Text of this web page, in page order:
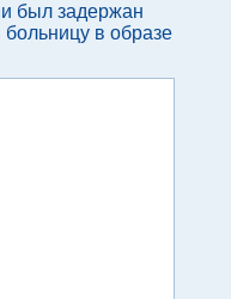
был задержан
в образе